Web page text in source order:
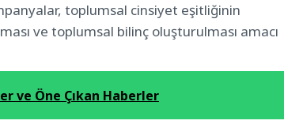
toplumsal cinsiyet eşitliğinin
ve toplumsal bilinç oluşturulması amacı
ve Öne Çıkan Haberler